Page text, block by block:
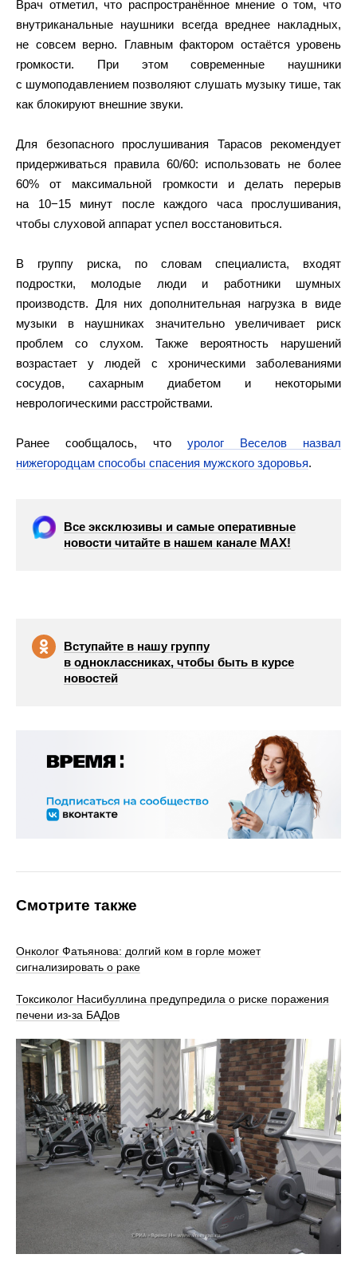
Врач отметил, что распространённое мнение о том, что
внутриканальные наушники всегда вреднее накладных,
не совсем верно. Главным фактором остаётся уровень
громкости. При этом современные наушники
с шумоподавлением позволяют слушать музыку тише, так
как блокируют внешние звуки.
Для безопасного прослушивания Тарасов рекомендует
придерживаться правила 60/60: использовать не более
60% от максимальной громкости и делать перерыв
на 10−15 минут после каждого часа прослушивания,
чтобы слуховой аппарат успел восстановиться.
В группу риска, по словам специалиста, входят
подростки, молодые люди и работники шумных
производств. Для них дополнительная нагрузка в виде
музыки в наушниках значительно увеличивает риск
проблем со слухом. Также вероятность нарушений
возрастает у людей с хроническими заболеваниями
сосудов, сахарным диабетом и некоторыми
неврологическими расстройствами.
Ранее сообщалось, что уролог Веселов назвал
нижегородцам способы спасения мужского здоровья.
Все эксклюзивы и самые оперативные
новости читайте в нашем канале МАХ!
Вступайте в нашу группу
в одноклассниках, чтобы быть в курсе
новостей
Смотрите также
Онколог Фатьянова: долгий ком в горле может
сигнализировать о раке
Токсиколог Насибуллина предупредила о риске поражения
печени из-за БАДов